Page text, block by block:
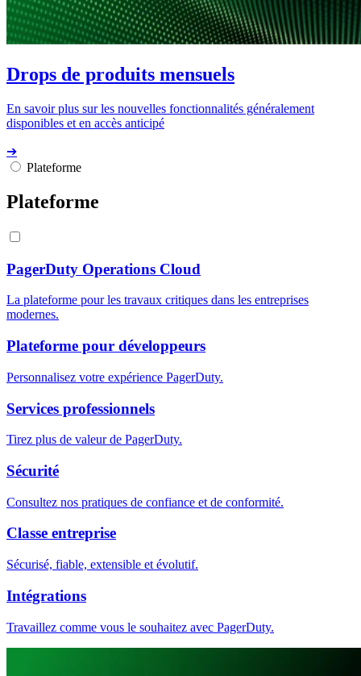
Drops de produits mensuels
En savoir plus sur les nouvelles fonctionnalités généralement
disponibles et en accès anticipé
➔
Plateforme
Plateforme
PagerDuty Operations Cloud
La plateforme pour les travaux critiques dans les entreprises
modernes.
Plateforme pour développeurs
Personnalisez votre expérience PagerDuty.
Services professionnels
Tirez plus de valeur de PagerDuty.
Sécurité
Consultez nos pratiques de confiance et de conformité.
Classe entreprise
Sécurisé, fiable, extensible et évolutif.
Intégrations
Travaillez comme vous le souhaitez avec PagerDuty.